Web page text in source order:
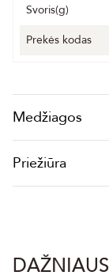
Svoris(g)
Prekės kodas
Medžiagos
Priežiūra